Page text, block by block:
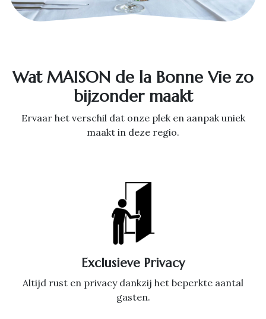
Wat MAISON de la Bonne Vie zo
bijzonder maakt
Ervaar het verschil dat onze plek en aanpak uniek
maakt in deze regio.
Exclusieve Privacy
Altijd rust en privacy dankzij het beperkte aantal
gasten.